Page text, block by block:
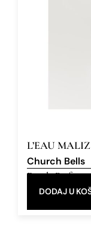
L’EAU MALIZ
Church Bells
Eau de Parfum
DODAJ U